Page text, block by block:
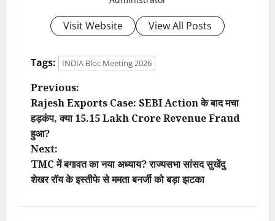
Visit Website View All Posts
Tags: INDIA Bloc Meeting 2026
P
o
s
t
Previous:
Rajesh Exports Case: SEBI Action के बाद मचा
हड़कंप, क्या 15.15 Lakh Crore Revenue Fraud
हुआ?
Next:
TMC में बगावत का नया अध्याय? राज्यसभा सांसद सुखेंदु
शेखर रॉय के इस्तीफे से ममता बनर्जी को बड़ा झटका